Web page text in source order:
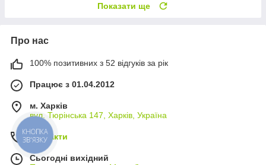
Показати ще
Про нас
100% позитивних з 52 відгуків за рік
Працює з 01.04.2012
м. Харків
вул. Тюрінська 147, Харків, Україна
Контакти
Сьогодні вихідний
КНОПКА
ЗВ'ЯЗКУ